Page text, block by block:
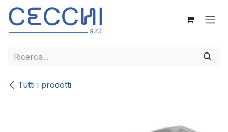
Passa al contenuto
Tutti i prodotti